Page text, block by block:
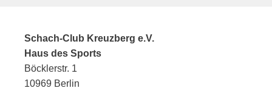
Schach-Club Kreuzberg e.V.
Haus des Sports
Böcklerstr. 1
10969 Berlin